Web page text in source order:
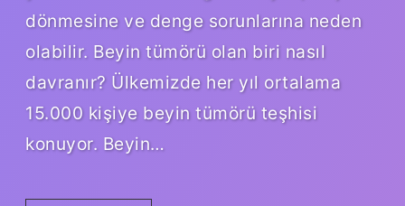
dönmesine ve denge sorunlarına neden
olabilir. Beyin tümörü olan biri nasıl
davranır? Ülkemizde her yıl ortalama
15.000 kişiye beyin tümörü teşhisi
konuyor. Beyin…